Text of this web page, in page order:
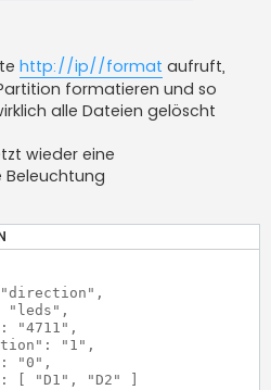
http://ip//format aufruft,
formatieren und so
alle Dateien gelöscht
wieder eine
"leds",
"4711",
"1",
"0",
[ "D1", "D2" ]